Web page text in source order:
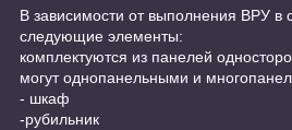
В зависимости от выполнения ВРУ в
следующие элементы:
комплектуются из панелей
могут однопанельными и
- шкаф
-рубильник